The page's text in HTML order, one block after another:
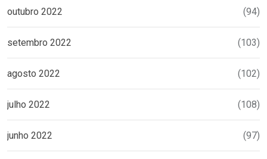
outubro 2022 (94)
setembro 2022 (103)
agosto 2022 (102)
julho 2022 (108)
junho 2022 (97)